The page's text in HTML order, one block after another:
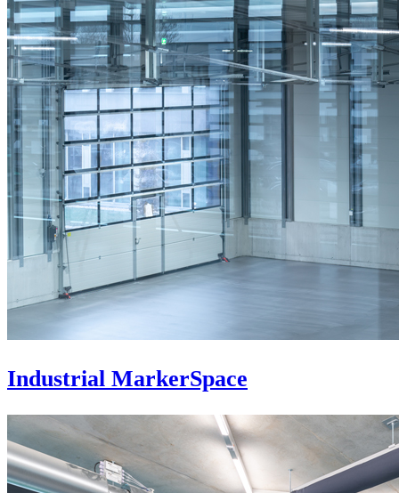
Industrial MarkerSpace